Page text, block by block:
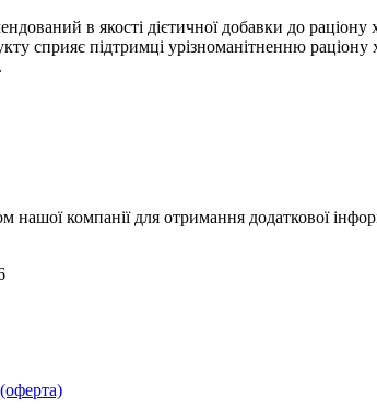
в якості дієтичної добавки до
сприяє підтримці урізноманітненню
нашої компанії для отримання додаткової